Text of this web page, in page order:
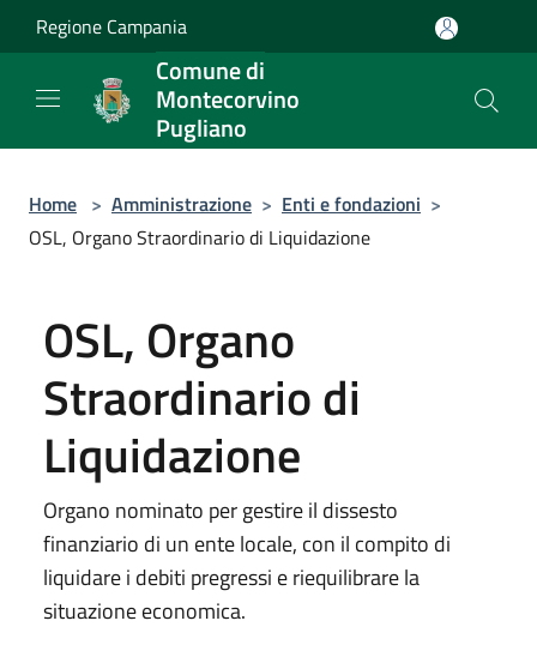
Salta al contenuto principale
Regione Campania
Comune di
Montecorvino
Pugliano
Home > Amministrazione > Enti e fondazioni >
OSL, Organo Straordinario di Liquidazione
OSL, Organo
Straordinario di
Liquidazione
Organo nominato per gestire il dissesto
finanziario di un ente locale, con il compito di
liquidare i debiti pregressi e riequilibrare la
situazione economica.